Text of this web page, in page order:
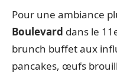
Pour une ambiance
Boulevard dans le
brunch buffet aux
pancakes, œufs